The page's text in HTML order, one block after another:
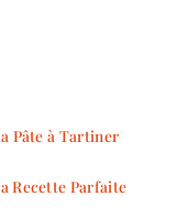
Pâte à Tartiner
Recette Parfaite